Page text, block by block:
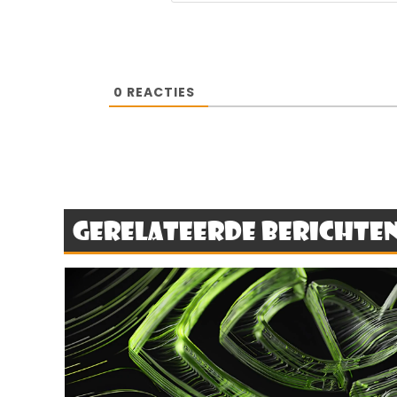
0 REACTIES
Gerelateerde